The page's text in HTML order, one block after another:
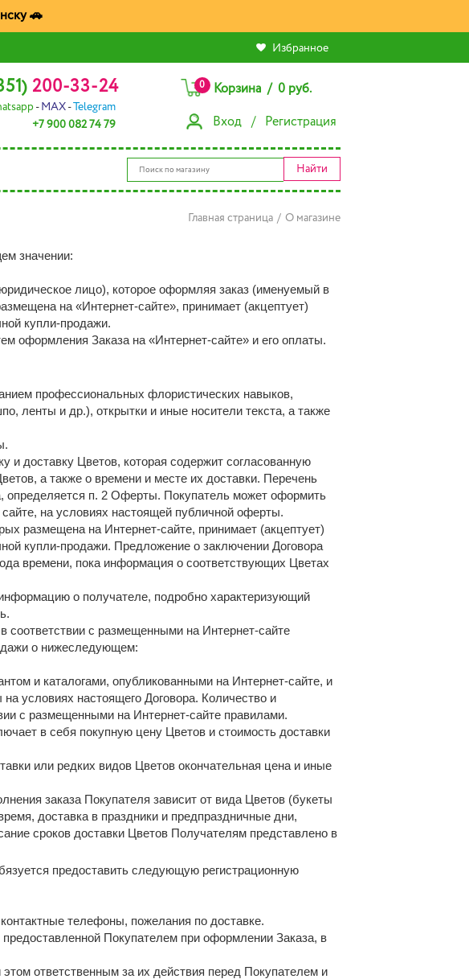
🚗
Избранное
200-33-24
- MAX -Telegram
+7 900 082 74 79
0 Корзина / 0 руб.
Вход / Регистрация
Найти
Главная страница / О магазине
значении:
лицо), которое оформляя заказ (именуемый в
на «Интернет-сайте», принимает (акцептует)
купли-продажи.
оформления Заказа на «Интернет-сайте» и его оплаты.
профессиональных флористических навыков,
ленты и др.), открытки и иные носители текста, а также
и доставку Цветов, которая содержит согласованную
а также о времени и месте их доставки. Перечень
определяется п. 2 Оферты. Покупатель может оформить
на условиях настоящей публичной оферты.
размещена на Интернет-сайте, принимает (акцептует)
купли-продажи. Предложение о заключении Договора
времени, пока информация о соответствующих Цветах
о получателе, подробно характеризующий
соответствии с размещенными на Интернет-сайте
о нижеследующем:
и каталогами, опубликованными на Интернет-сайте, и
условиях настоящего Договора. Количество и
с размещенными на Интернет-сайте правилами.
в себя покупную цену Цветов и стоимость доставки
или редких видов Цветов окончательная цена и иные
заказа Покупателя зависит от вида Цветов (букеты
доставка в праздники и предпраздничные дни,
сроков доставки Цветов Получателям представлено в
предоставить следующую регистрационную
телефоны, пожелания по доставке.
Покупателем при оформлении Заказа, в
ответственным за их действия перед Покупателем и